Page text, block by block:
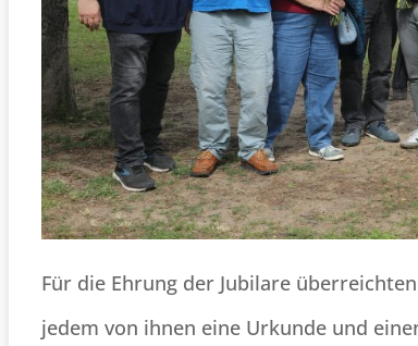
Für die Ehrung der Jubilare
jedem von ihnen eine Urkunde und